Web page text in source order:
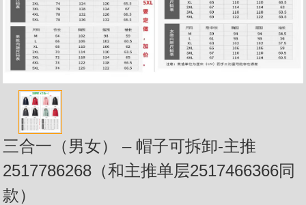
三合一（男女） – 帽子可拆卸-主推
2517786268（和主推单层2517466366同
款）